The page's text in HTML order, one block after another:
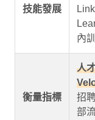
技能發展
內
衡量指標
人
招
部